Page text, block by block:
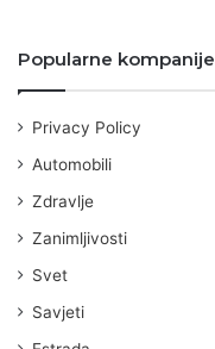
Popularne kompanije
Privacy Policy
Automobili
Zdravlje
Zanimljivosti
Svet
Savjeti